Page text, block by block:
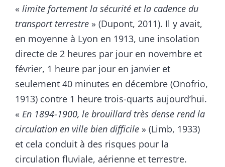
« limite fortement la sécurité et la cadence du
transport terrestre » (Dupont, 2011). Il y avait,
en moyenne à Lyon en 1913, une insolation
directe de 2 heures par jour en novembre et
février, 1 heure par jour en janvier et
seulement 40 minutes en décembre (Onofrio,
1913) contre 1 heure trois-quarts aujourd’hui.
« En 1894-1900, le brouillard très dense rend la
circulation en ville bien difficile » (Limb, 1933)
et cela conduit à des risques pour la
circulation fluviale, aérienne et terrestre.